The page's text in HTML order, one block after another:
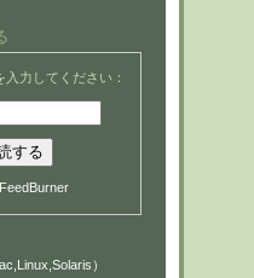
力してください：
FeedBurner
）